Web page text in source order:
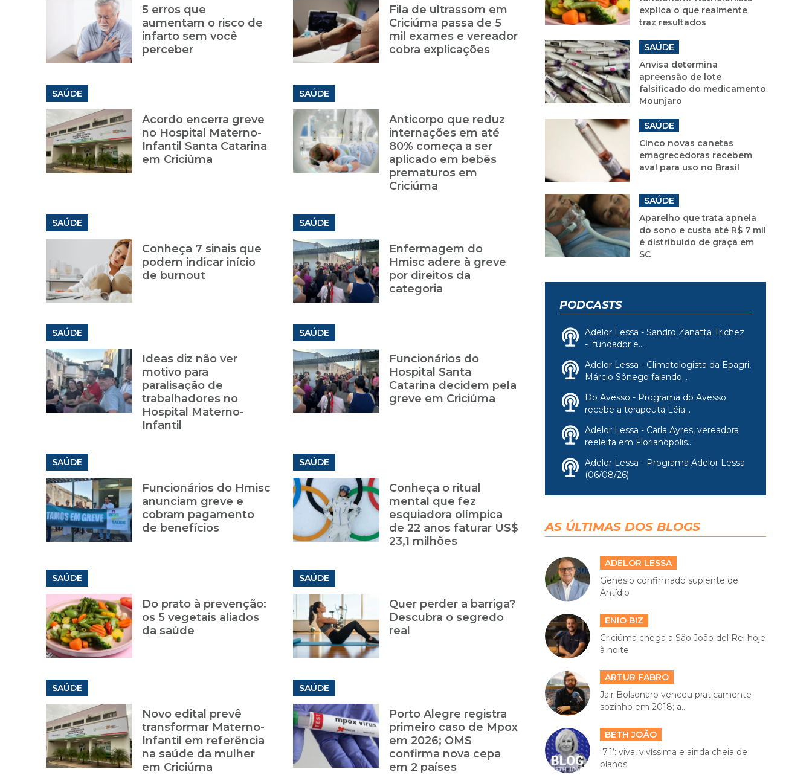
5 erros que
aumentam o risco de
infarto sem você
perceber
Fila de ultrassom em
Criciúma passa de 5
mil exames e vereador
cobra explicações
SAÚDE
Acordo encerra greve
no Hospital Materno-
Infantil Santa Catarina
em Criciúma
SAÚDE
Anticorpo que reduz
internações em até
80% começa a ser
aplicado em bebês
prematuros em
Criciúma
SAÚDE
Conheça 7 sinais que
podem indicar início
de burnout
SAÚDE
Enfermagem do
Hmisc adere à greve
por direitos da
categoria
SAÚDE
Ideas diz não ver
motivo para
paralisação de
trabalhadores no
Hospital Materno-
Infantil
SAÚDE
Funcionários do
Hospital Santa
Catarina decidem pela
greve em Criciúma
SAÚDE
Funcionários do Hmisc
anunciam greve e
cobram pagamento
de benefícios
SAÚDE
Conheça o ritual
mental que fez
esquiadora olímpica
de 22 anos faturar US$
23,1 milhões
SAÚDE
Do prato à prevenção:
os 5 vegetais aliados
da saúde
SAÚDE
Quer perder a barriga?
Descubra o segredo
real
SAÚDE
Novo edital prevê
transformar Materno-
Infantil em referência
na saúde da mulher
em Criciúma
SAÚDE
Porto Alegre registra
primeiro caso de Mpox
em 2026; OMS
confirma nova cepa
em 2 países
explica o que realmente
traz resultados
SAÚDE
Anvisa determina
apreensão de lote
falsificado do medicamento
Mounjaro
SAÚDE
Cinco novas canetas
emagrecedoras recebem
aval para uso no Brasil
SAÚDE
Aparelho que trata apneia
do sono e custa até R$ 7 mil
é distribuído de graça em
SC
PODCASTS
Adelor Lessa - Sandro Zanatta Trichez
- fundador e...
Adelor Lessa - Climatologista da Epagri,
Márcio Sônego falando...
Do Avesso - Programa do Avesso
recebe a terapeuta Léia...
Adelor Lessa - Carla Ayres, vereadora
reeleita em Florianópolis...
Adelor Lessa - Programa Adelor Lessa
(06/08/26)
AS ÚLTIMAS DOS BLOGS
ADELOR LESSA
Genésio confirmado suplente de
Antídio
ENIO BIZ
Criciúma chega a São João del Rei hoje
à noite
ARTUR FABRO
Jair Bolsonaro venceu praticamente
sozinho em 2018; a...
BETH JOÃO
‘7.1’: viva, vivíssima e ainda cheia de
planos